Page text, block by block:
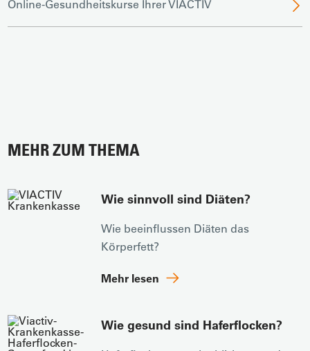
Online-Gesundheitskurse Ihrer VIACTIV
MEHR ZUM THEMA
Wie sinnvoll sind Diäten?
Wie beeinflussen Diäten das
Körperfett?
Mehr lesen
Wie gesund sind Haferflocken?